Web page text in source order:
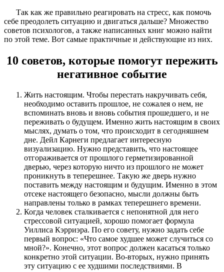
Так как же правильно реагировать на стресс, как помочь
себе преодолеть ситуацию и двигаться дальше? Множество
советов психологов, а также написанных книг можно найти
по этой теме. Вот самые практичные и действующие из них.
10 советов, которые помогут пережить
негативное событие
Жить настоящим. Чтобы перестать накручивать себя,
необходимо оставить прошлое, не сожалея о нем, не
вспоминать вновь и вновь события прошедшего, и не
переживать о будущем. Именно жить настоящим в своих
мыслях, думать о том, что происходит в сегодняшнем
дне. Дейл Карнеги предлагает интересную
визуализацию. Нужно представить, что настоящее
отгораживается от прошлого герметизированной
дверью, через которую ничто из прошлого не может
проникнуть в теперешнее. Такую же дверь нужно
поставить между настоящим и будущим. Именно в этом
отсеке настоящего безопасно, мысли должны быть
направлены только в рамках теперешнего времени.
Когда человек сталкивается с непонятной для него
стрессовой ситуацией, хорошо помогает формула
Уиллиса Кэрриэра. По его совету, нужно задать себе
первый вопрос: «Что самое худшее может случиться со
мной?». Конечно, этот вопрос должен касаться только
конкретно этой ситуации. Во-вторых, нужно принять
эту ситуацию с ее худшими последствиями. В